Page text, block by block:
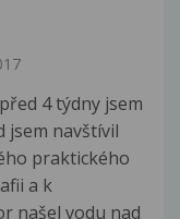
4 týdny jsem
jsem navštívil
praktického
a k
našel vodu nad